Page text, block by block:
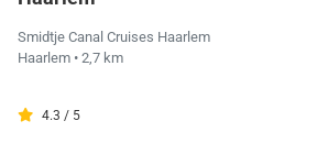
Smidtje Canal Cruises Haarlem
Haarlem • 2,7 km
4.3 / 5